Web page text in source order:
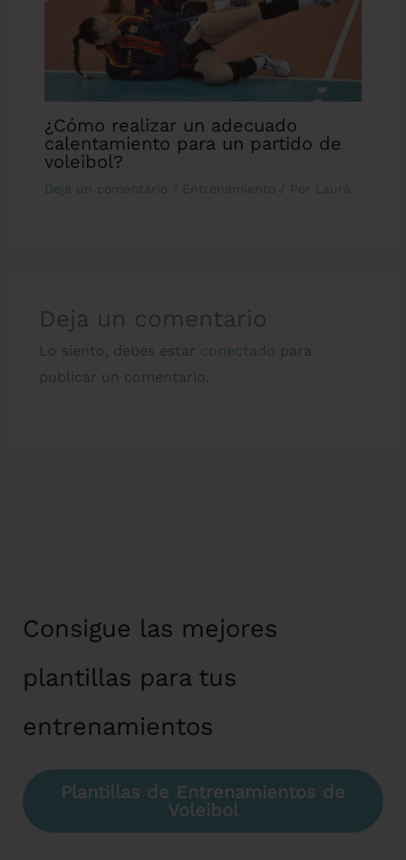
¿Cómo realizar un adecuado
calentamiento para un partido de
voleibol?
Deja un comentario / Entrenamiento / Por Laura
Deja un comentario
Lo siento, debes estar conectado para
publicar un comentario.
Consigue las mejores
plantillas para tus
entrenamientos
Plantillas de Entrenamientos de
Voleibol